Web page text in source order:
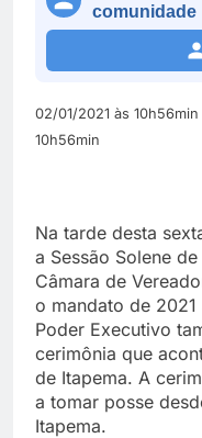
comunidade
02/01/2021 às
10h56min
Na tarde desta
a Sessão Solene
Câmara de
o mandato de
Poder Executivo
cerimônia que
de Itapema. A
a tomar posse
Itapema.